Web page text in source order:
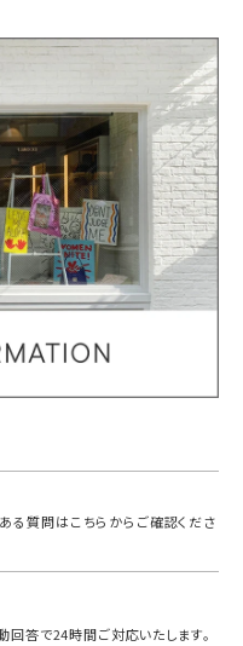
る質問はこちらからご確認くださ
回答で24時間ご対応いたします。